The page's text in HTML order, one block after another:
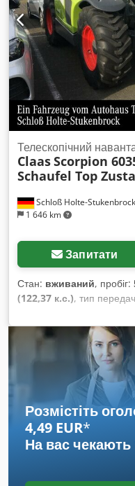
Schloß Holte-Stukenbrock
1 646 km
Телескопічний
ClaasScorpion
Schaufel Top
Запитати
Стан: вживаний, пробіг:
(122,37 к.с.), тип
навантаження:5 кг,
, висота підйому:6
01/2016,
, водійська
Розмістіть
4,49 EUR*
На вас чекають